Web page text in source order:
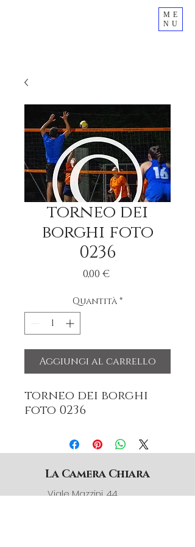
ME
NU
torneo dei
borghi foto
0236
0,00 €Prezzo
Quantità *
Aggiungi al carrello
torneo dei borghi
foto 0236
La Camera Chiara
Viale Mazzini, 44